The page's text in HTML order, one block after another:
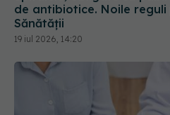
19 iul 2026, 14:20